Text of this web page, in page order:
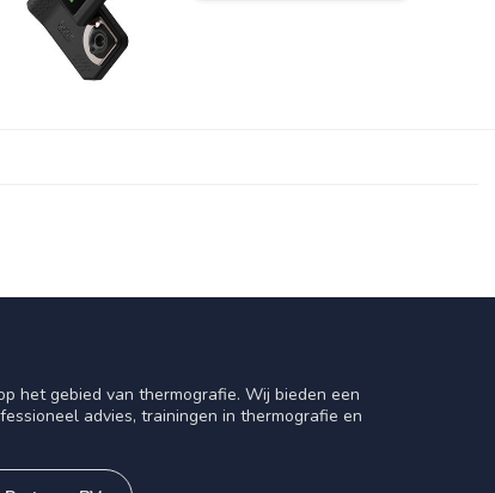
het gebied van thermografie. Wij bieden een
advies, trainingen in thermografie en